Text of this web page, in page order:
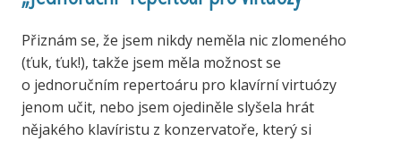
Přiznám se, že jsem nikdy neměla nic zlomeného
(ťuk, ťuk!), takže jsem měla možnost se
o jednoručním repertoáru pro klavírní virtuózy
jenom učit, nebo jsem ojediněle slyšela hrát
nějakého klavíristu z konzervatoře, který si